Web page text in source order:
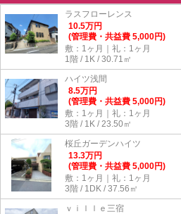
ラスフローレンス
10.5万円
(管理費・共益費 5,000円)
敷：1ヶ月｜礼：1ヶ月
1階 / 1K / 30.71㎡
ハイツ浅間
8.5万円
(管理費・共益費 5,000円)
敷：1ヶ月｜礼：1ヶ月
3階 / 1K / 23.50㎡
桜丘ガーデンハイツ
13.3万円
(管理費・共益費 5,000円)
敷：1ヶ月｜礼：1ヶ月
3階 / 1DK / 37.56㎡
ｖｉｌｌｅ三宿